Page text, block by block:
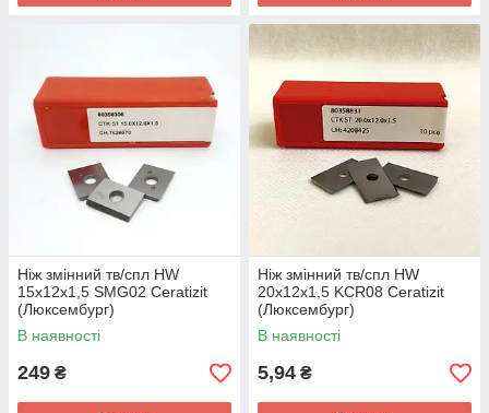
Ніж змінний тв/спл HW
15х12х1,5 SMG02 Ceratizit
(Люксембург)
В наявності
249 ₴
Ніж змінний тв/спл HW
20х12х1,5 KCR08 Ceratizit
(Люксембург)
В наявності
5,94 ₴